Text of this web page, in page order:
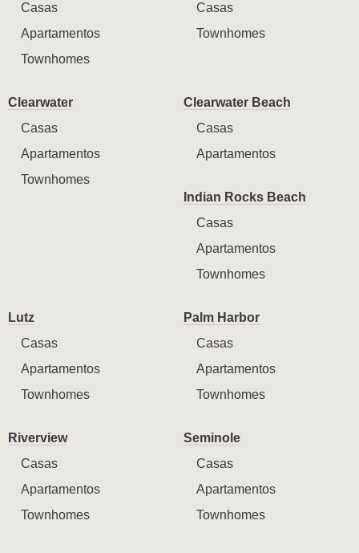
Casas
Apartamentos
Townhomes
Casas
Townhomes
Clearwater
Casas
Apartamentos
Townhomes
Clearwater Beach
Casas
Apartamentos
Indian Rocks Beach
Casas
Apartamentos
Townhomes
Lutz
Casas
Apartamentos
Townhomes
Palm Harbor
Casas
Apartamentos
Townhomes
Riverview
Casas
Apartamentos
Townhomes
Seminole
Casas
Apartamentos
Townhomes